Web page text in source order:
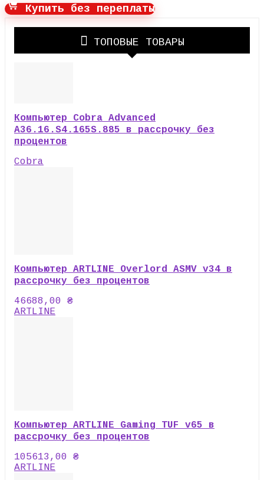
Купить без переплаты
ТОПОВЫЕ ТОВАРЫ
Компьютер Cobra Advanced
A36.16.S4.165S.885 в рассрочку без
процентов
Cobra
Компьютер ARTLINE Overlord ASMV v34 в
рассрочку без процентов
46688,00 ₴
ARTLINE
Компьютер ARTLINE Gaming TUF v65 в
рассрочку без процентов
105613,00 ₴
ARTLINE